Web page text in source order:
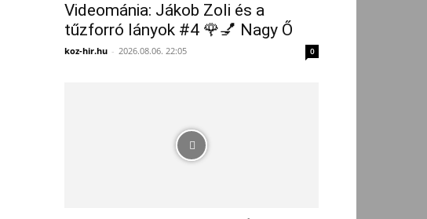
Videománia: Jákob Zoli és a
tűzforró lányok #4 🌹💅 Nagy Ő
koz-hir.hu - 2026.08.06. 22:05 0